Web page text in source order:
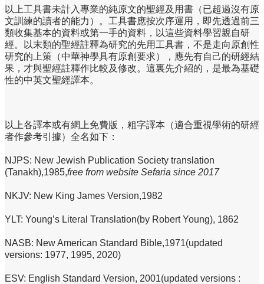
以上工具書未計入專業的純原文的聖經及用書（已超過沒有原
文訓練的讀者的能力）。工具書應按次序運用，即先透過前三
類收集基本的資料或第一手的資料，以這些資料學習親自研
經。以末類的聖經註釋為研究的先用工具書，不是走向原創性
研究的上策（中華神學具有原創要求），應先有自己的研經結
果，才與聖經註釋作比較及修改。這裏先介紹的，是最為基礎
性的中英文聖經譯本。
以上各譯本或有網上免費版，粗字譯本（適合重視學術的研經
者作參考引據）全名如下：
NJPS: New Jewish Publication Society translation
(Tanakh),1985,free from website Sefaria since 2017
NKJV: New King James Version,1982
YLT: Young’s Literal Translation(by Robert Young), 1862
NASB: New American Standard Bible,1971(updated
versions: 1977, 1995, 2020)
ESV: English Standard Version, 2001(updated versions :